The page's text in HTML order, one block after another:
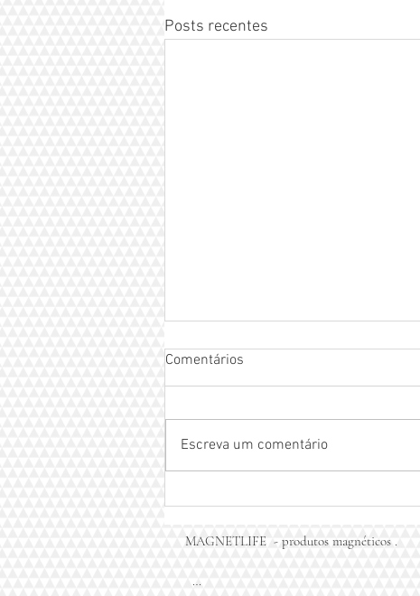
Posts recentes
pulseira do equilíbrio
Comentários
Escreva um comentário
MAGNETLIFE  - produtos magnéticos .